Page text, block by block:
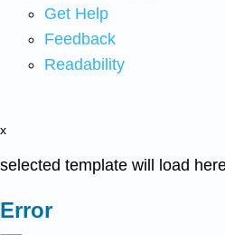
Get Help
Feedback
Readability
x
selected template will load
Error